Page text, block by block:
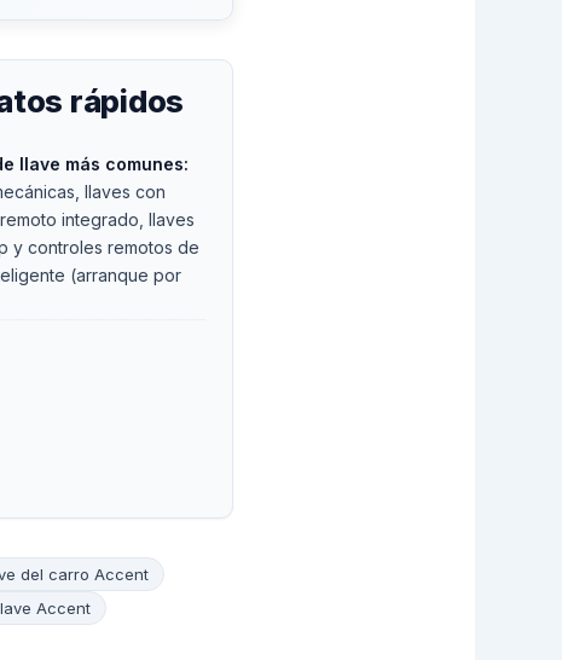
rápidos
llave más comunes:
llaves con
integrado, llaves
y controles remotos de
(arranque por
del carro Accent
Accent